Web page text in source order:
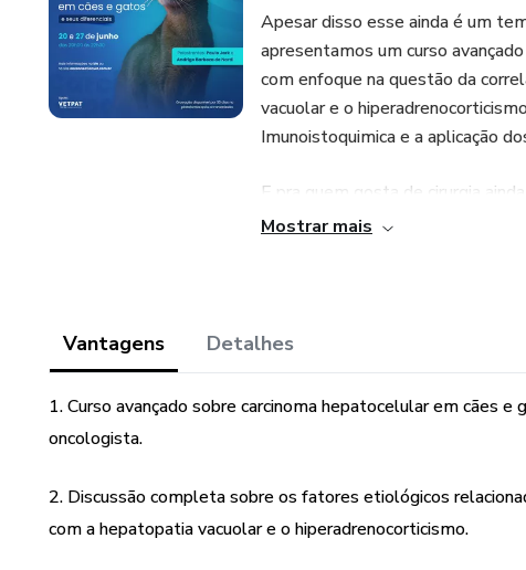
Apesar disso esse ainda é um
apresentamos um curso
com enfoque na questão da
vacuolar e o
Imunoistoquimica e a aplicação
E pra quem gosta de cirurgia
Nardi abordando os principais
Mostrar mais
Vantagens Detalhes
1. Curso avançado sobre carcinoma hepatocelular em cães
oncologista.
2. Discussão completa sobre os fatores etiológicos
com a hepatopatia vacuolar e o hiperadrenocorticismo.